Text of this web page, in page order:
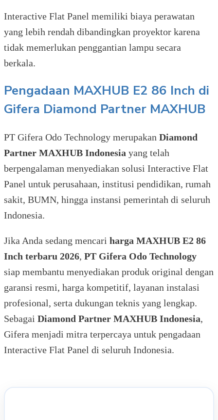
Interactive Flat Panel memiliki biaya perawatan
yang lebih rendah dibandingkan proyektor karena
tidak memerlukan penggantian lampu secara
berkala.
Pengadaan MAXHUB E2 86 Inch di
Gifera Diamond Partner MAXHUB
PT Gifera Odo Technology merupakan Diamond
Partner MAXHUB Indonesia yang telah
berpengalaman menyediakan solusi Interactive Flat
Panel untuk perusahaan, institusi pendidikan, rumah
sakit, BUMN, hingga instansi pemerintah di seluruh
Indonesia.
Jika Anda sedang mencari harga MAXHUB E2 86
Inch terbaru 2026, PT Gifera Odo Technology
siap membantu menyediakan produk original dengan
garansi resmi, harga kompetitif, layanan instalasi
profesional, serta dukungan teknis yang lengkap.
Sebagai Diamond Partner MAXHUB Indonesia,
Gifera menjadi mitra terpercaya untuk pengadaan
Interactive Flat Panel di seluruh Indonesia.